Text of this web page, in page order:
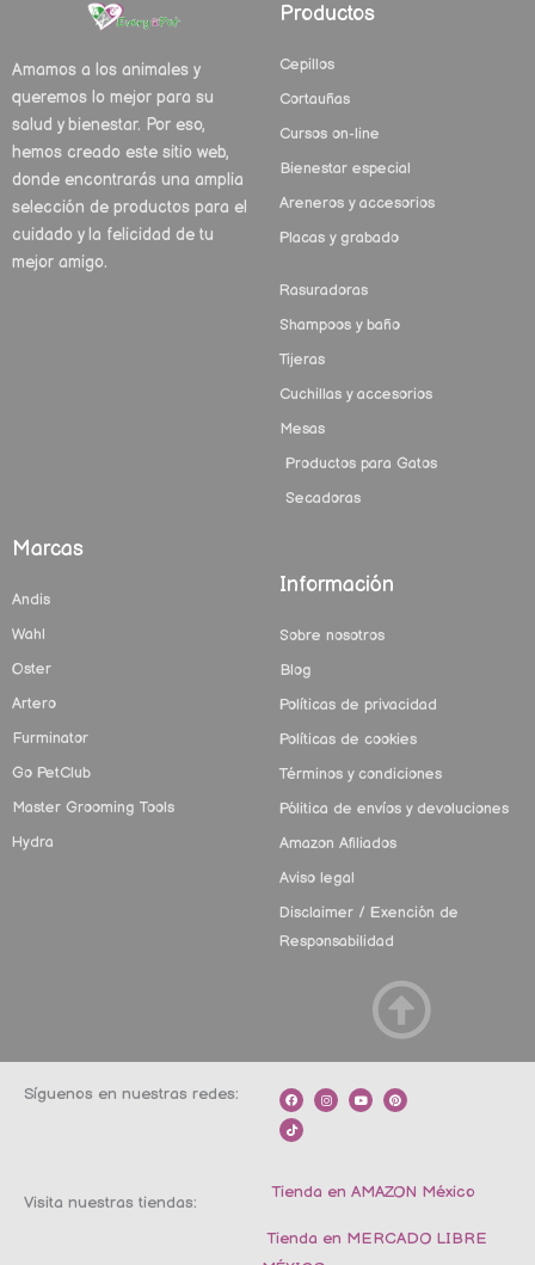
Amamos a los animales y
queremos lo mejor para su
salud y bienestar. Por eso,
hemos creado este sitio web,
donde encontrarás una amplia
selección de productos para el
cuidado y la felicidad de tu
mejor amigo.
Productos
Cepillos
Cortauñas
Cursos on-line
Bienestar especial
Areneros y accesorios
Placas y grabado
Rasuradoras
Shampoos y baño
Tijeras
Cuchillas y accesorios
Mesas
Productos para Gatos
Secadoras
Marcas
Andis
Wahl
Oster
Artero
Furminator
Go PetClub
Master Grooming Tools
Hydra
Información
Sobre nosotros
Blog
Políticas de privacidad
Políticas de cookies
Términos y condiciones
Pólitica de envíos y devoluciones
Amazon Afiliados
Aviso legal
Disclaimer / Exención de
Responsabilidad
Síguenos en nuestras redes:
F
a
c
e
b
I
n
s
m
Y
o
u
P
i
n
t
T
i
k
t
o
Visita nuestras tiendas:
Tienda en AMAZON México
Tienda en MERCADO LIBRE